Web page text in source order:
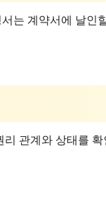
는 계약서에 날인
리 관계와 상태를 확